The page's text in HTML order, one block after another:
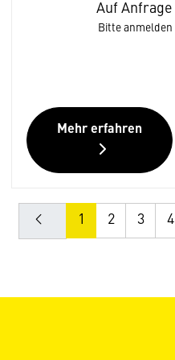
Auf Anfrage
Bitte anmelden
Mehr erfahren
1 2 3 4